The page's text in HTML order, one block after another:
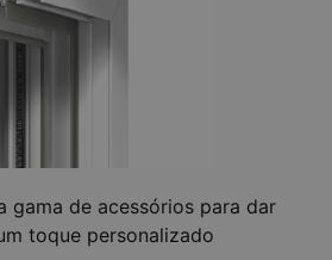
gama de acessórios para dar
toque personalizado